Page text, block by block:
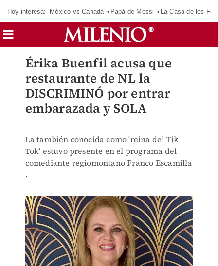
Hoy interesa: México vs Canadá Papá de Messi La Casa de los
Érika Buenfil acusa que
restaurante de NL la
DISCRIMINÓ por entrar
embarazada y SOLA
La también conocida como 'reina del Tik
Tok' estuvo presente en el programa del
comediante regiomontano Franco Escamilla
.